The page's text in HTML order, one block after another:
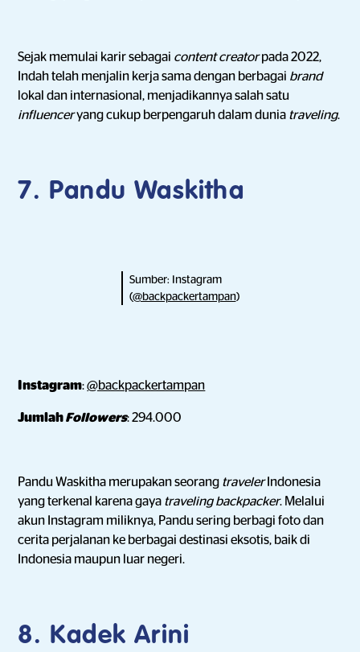
Sejak memulai karir sebagai content creatorpada 2022,
Indah telah menjalin kerja sama dengan berbagai brand
lokal dan internasional, menjadikannya salah satu
influenceryang cukup berpengaruh dalam dunia traveling.
7. Pandu Waskitha
Sumber: Instagram
(@backpackertampan)
Instagram:@backpackertampan
JumlahFollowers: 294.000
Pandu Waskitha merupakan seorang traveler Indonesia
yang terkenal karena gaya traveling backpacker. Melalui
akun Instagram miliknya, Pandu sering berbagi foto dan
cerita perjalanan ke berbagai destinasi eksotis, baik di
Indonesia maupun luar negeri.
8. Kadek Arini